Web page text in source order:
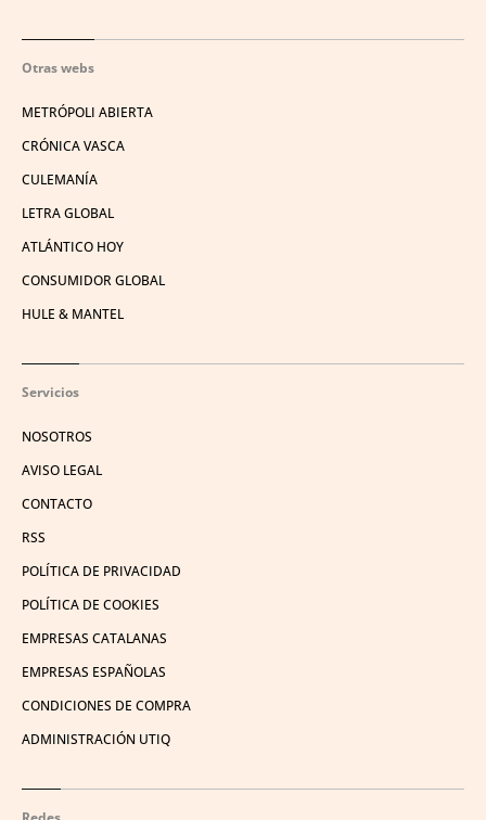
Otras webs
METRÓPOLI ABIERTA
CRÓNICA VASCA
CULEMANÍA
LETRA GLOBAL
ATLÁNTICO HOY
CONSUMIDOR GLOBAL
HULE & MANTEL
Servicios
NOSOTROS
AVISO LEGAL
CONTACTO
RSS
POLÍTICA DE PRIVACIDAD
POLÍTICA DE COOKIES
EMPRESAS CATALANAS
EMPRESAS ESPAÑOLAS
CONDICIONES DE COMPRA
ADMINISTRACIÓN UTIQ